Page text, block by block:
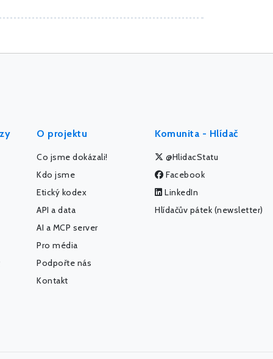
O projektu
Co jsme dokázali!
Kdo jsme
Etický kodex
API a data
AI a MCP server
Pro média
Podpořte nás
Kontakt
Komunita - Hlídač
@HlidacStatu
Facebook
LinkedIn
Hlídačův pátek (newsletter)